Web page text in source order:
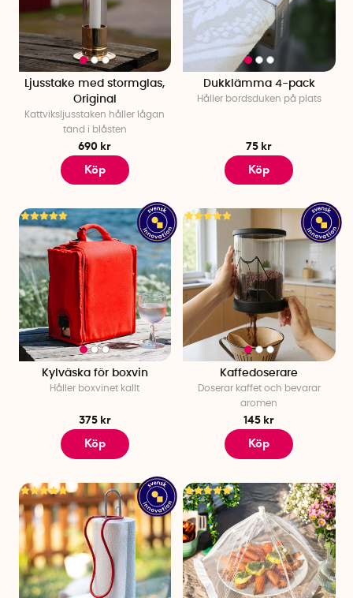
Ljusstake med stormglas,
Original
Kattviksljusstaken håller lågan
tänd i blåsten
690 kr
Köp
Dukklämma 4-pack
Håller bordsduken på plats
75 kr
Köp
Kylväska för boxvin
Håller boxvinet kallt
375 kr
Köp
Kaffedoserare
Doserar kaffet och bevarar
aromen
145 kr
Köp